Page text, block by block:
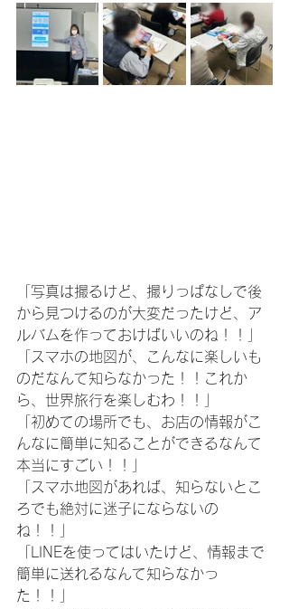
「写真は撮るけど、撮りっぱなしで後
から見つけるのが大変だったけど、ア
ルバムを作っておけばいいのね！！」
「スマホの地図が、こんなに楽しいも
のだなんて知らなかった！！これか
ら、世界旅行を楽しむわ！！」
「初めての場所でも、お店の情報がこ
んなに簡単に知ることができるなんて
本当にすごい！！」
「スマホ地図があれば、知らないとこ
ろでも絶対に迷子にならないの
ね！！」
「LINEを使ってはいたけど、情報まで
簡単に送れるなんて知らなかっ
た！！」